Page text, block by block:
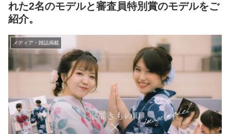
れた2名のモデルと審査員特別賞のモデルをご
紹介。
メディア・雑誌掲載